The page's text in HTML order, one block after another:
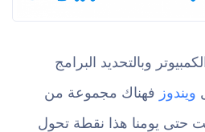
وبالتحديد البرامج
ويندوز فهناك مجموعة من
حتى يومنا هذا نقطة تحول